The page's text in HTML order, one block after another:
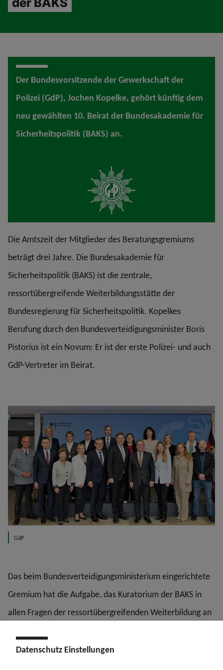
der BAKS
Der Bundesvorsitzende der Gewerkschaft der
Polizei (GdP), Jochen Kopelke, gehört künftig dem
neu gewählten 10. Beirat der Bundesakademie für
Sicherheitspolitik (BAKS) an.
Die Amtszeit der Mitglieder des Beratungsgremiums
beträgt drei Jahre. Die Bundesakademie für
Sicherheitspolitik (BAKS) ist die zentrale,
ressortübergreifende Weiterbildungsstätte der
Bundesregierung für Sicherheitspolitik. Kopelkes
Berufung durch den Bundesverteidigungsminister Boris
Pistorius ist ein Novum: Er ist der erste Polizei- und auch
GdP-Vertreter im Beirat.
GdP
Das beim Bundesverteidigungsministerium eingerichtete
Gremium hat die Aufgabe, das Kuratorium der BAKS in
allen Fragen der ressortübergreifenden Weiterbildung an
und Gestalt der Lehre sowie zu ihrer Fortentwicklung ab
Datenschutz Einstellungen